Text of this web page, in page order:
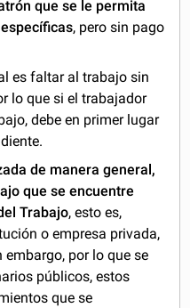
que se le permita
, pero sin pago
es faltar al trabajo sin
lo que si el trabajador
debe en primer lugar
de manera general,
que se encuentre
Trabajo, esto es,
o empresa privada,
por lo que se
públicos, estos
que se